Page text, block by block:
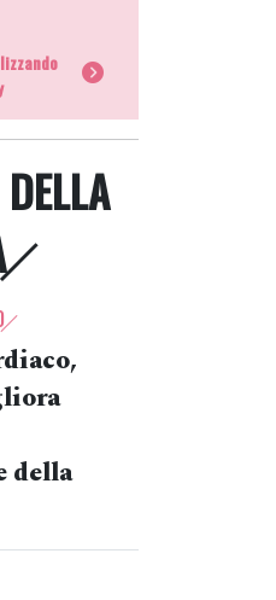
della